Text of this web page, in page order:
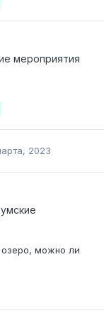
мероприятия
2023
озеро, можно ли